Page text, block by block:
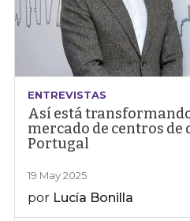
ENTREVISTAS
Así está
mercado de centros de
Portugal
19 May 2025
por Lucía Bonilla